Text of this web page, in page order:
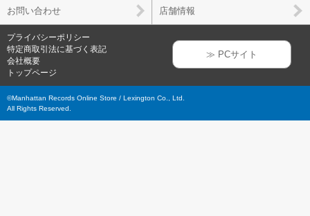
お問い合わせ 店舗情報
プライバシーポリシー
特定商取引法に基づく表記
会社概要
トップページ
≫ PCサイト
©Manhattan Records Online Store / Lexington Co., Ltd.
All Rights Reserved.